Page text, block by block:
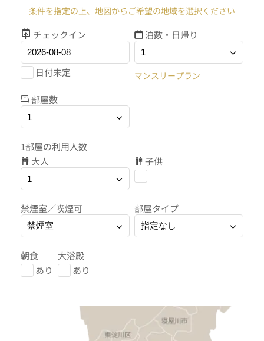
条件を指定の上、地図からご希望の地域を選択ください
チェックイン
日付未定
泊数・日帰り
マンスリープラン
部屋数
1部屋の利用人数
大人
子供
禁煙室／喫煙可 部屋タイプ
朝食
あり
大浴殿
あり